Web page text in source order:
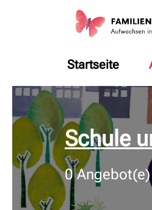
Startseite
© Bildnachweis
Schule
0Angebot(e)